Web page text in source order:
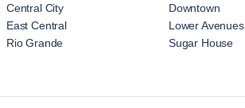
Central City
Downtown
East Central
Lower Avenues
Rio Grande
Sugar House